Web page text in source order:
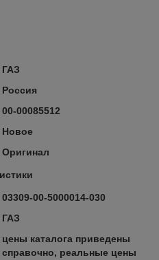
ГАЗ
Россия
00-00085512
Новое
Оригинал
03309-00-5000014-030
ГАЗ
цены каталога приведены
справочно, реальные цены